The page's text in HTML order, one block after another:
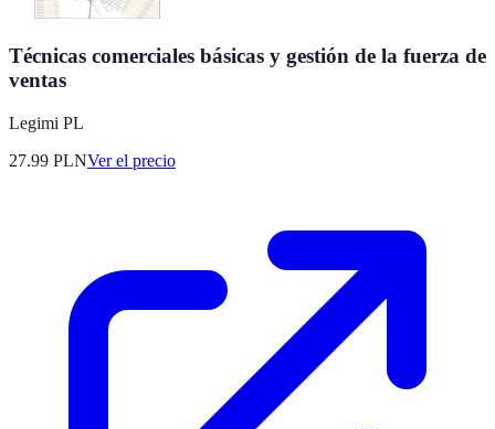
Técnicas comerciales básicas y gestión de la fuerza de
ventas
Legimi PL
27.99 PLNVer el precio